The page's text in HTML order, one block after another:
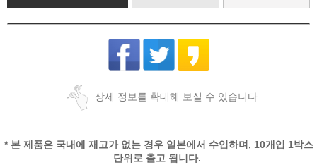
상세 정보를 확대해 보실 수 있습니다
* 본 제품은 국내에 재고가 없는 경우 일본에서 수입하며, 10개입 1박스
단위로 출고 됩니다.